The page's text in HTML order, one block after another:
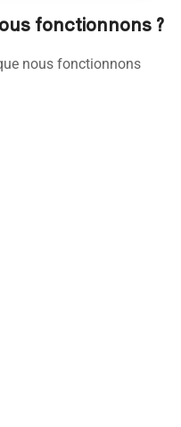
fonctionnons ?
nous fonctionnons